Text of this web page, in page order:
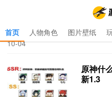
首页 人物角色 图片壁纸
首页 原神角色排行榜1.3> 原
10-04
原神什
新1.3